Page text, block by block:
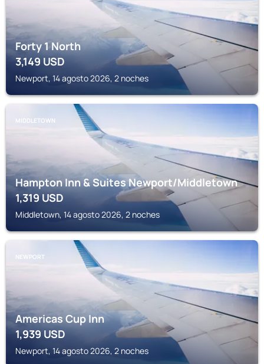
Forty 1 North
3,149 USD
Newport, 14 agosto 2026, 2 noches
MIDDLETOWN
Hampton Inn & Suites Newport/Middletown
1,319USD
Middletown, 14 agosto 2026, 2 noches
NEWPORT
Americas Cup Inn
1,939 USD
Newport, 14 agosto 2026, 2 noches